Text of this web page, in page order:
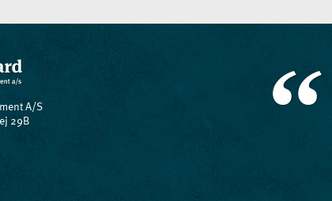
A/S
29B